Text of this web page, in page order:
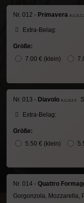
Nr. 012 - Primavera
Extra-Belag:
Größe:
7.00 € (klein)
Nr. 013 - Diavolo A,C,G,2,3
Extra-Belag:
Größe:
5.50 € (klein)
Nr. 014 - Quattro
Gorgonzola, Mozzarella,